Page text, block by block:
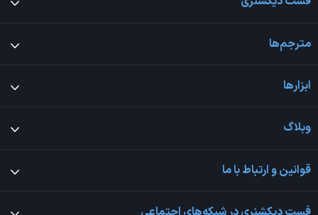
مترجم‌ها
ابزارها
وبلاگ
قوانین و ارتباط با ما